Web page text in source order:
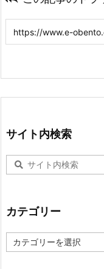
サイト内検索
カテゴリー
テ